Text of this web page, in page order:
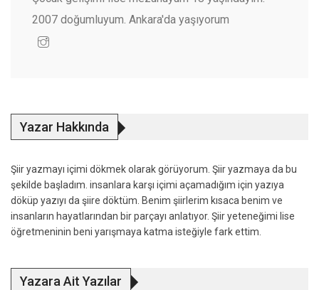
2007 doğumluyum. Ankara'da yaşıyorum
Yazar Hakkında
Şiir yazmayı içimi dökmek olarak görüyorum. Şiir yazmaya da bu
şekilde başladım. insanlara karşı içimi açamadığım için yazıya
döküp yazıyı da şiire döktüm. Benim şiirlerim kısaca benim ve
insanların hayatlarından bir parçayı anlatıyor. Şiir yeteneğimi lise
öğretmeninin beni yarışmaya katma isteğiyle fark ettim.
Yazara Ait Yazılar